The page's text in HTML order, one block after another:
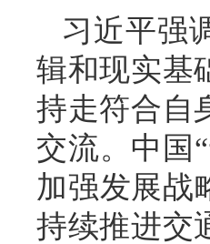
习近平强
辑和现实基
持走符合自
交流。中国
加强发展战
持续推进交